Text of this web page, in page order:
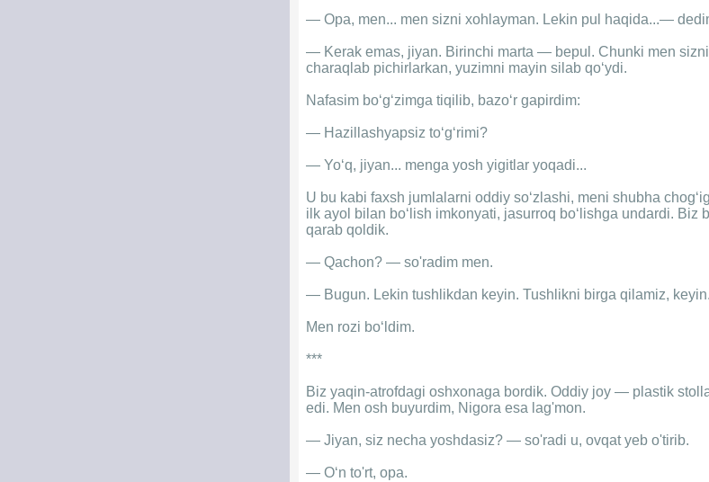
— Opa, men... men sizni xohlayman. Lekin pul haqida...—
— Kerak emas, jiyan. Birinchi marta — bepul. Chunki men
charaqlab pichirlarkan, yuzimni mayin silab qo‘ydi.
Nafasim bo‘g‘zimga tiqilib, bazo‘r gapirdim:
— Hazillashyapsiz to‘g‘rimi?
— Yo‘q, jiyan... menga yosh yigitlar yoqadi...
U bu kabi faxsh jumlalarni oddiy so‘zlashi, meni shubha
ilk ayol bilan bo‘lish imkonyati, jasurroq bo‘lishga undardi. Biz
qarab qoldik.
— Qachon? — so'radim men.
— Bugun. Lekin tushlikdan keyin. Tushlikni birga qilamiz,
Men rozi bo‘ldim.
***
Biz yaqin-atrofdagi oshxonaga bordik. Oddiy joy — plastik
edi. Men osh buyurdim, Nigora esa lag'mon.
— Jiyan, siz necha yoshdasiz? — so'radi u, ovqat yeb o'tirib.
— O‘n to'rt, opa.